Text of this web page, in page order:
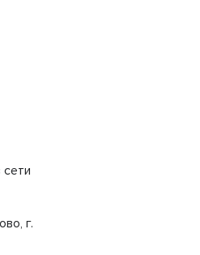
г.